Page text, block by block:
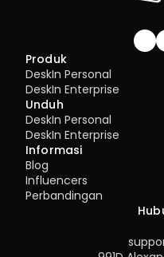
Gabung
Produk
DeskIn Personal
DeskIn Enterprise
Unduh
DeskIn Personal
DeskIn Enterprise
Informasi
Blog
Influencers
Perbandingan